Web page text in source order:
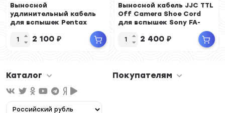
Выносной
удлинительный кабель
для вспышек Pentax
2 100 ₽
Выносной кабель JJC TTL
Off Camera Shoe Cord
для вспышек Sony FA-
2 400 ₽
Каталог Покупателям